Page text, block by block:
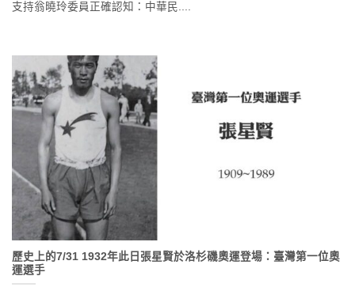
支持翁曉玲委員正確認知：中華民....
歷史上的7/31 1932年此日張星賢於洛杉磯奧運登場：臺灣第一位奧
運選手